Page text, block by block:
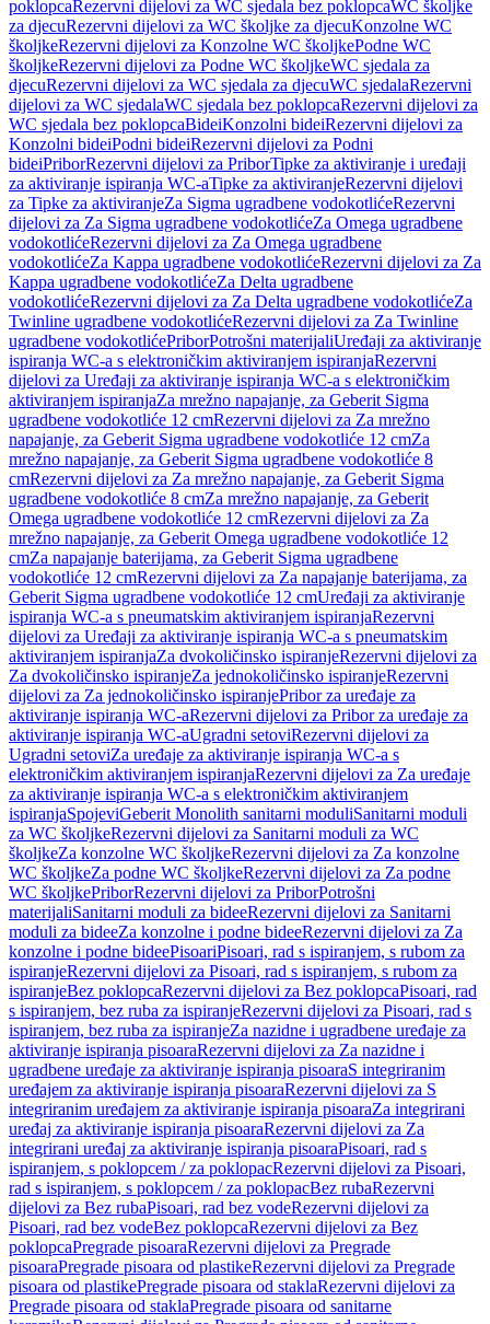
poklopcaRezervni dijelovi za WC sjedala bez poklopcaWC školjke
za djecuRezervni dijelovi za WC školjke za djecuKonzolne WC
školjkeRezervni dijelovi za Konzolne WC školjkePodne WC
školjkeRezervni dijelovi za Podne WC školjkeWC sjedala za
djecuRezervni dijelovi za WC sjedala za djecuWC sjedalaRezervni
dijelovi za WC sjedalaWC sjedala bez poklopcaRezervni dijelovi za
WC sjedala bez poklopcaBideiKonzolni bideiRezervni dijelovi za
Konzolni bideiPodni bideiRezervni dijelovi za Podni
bideiPriborRezervni dijelovi za PriborTipke za aktiviranje i uređaji
za aktiviranje ispiranja WC-aTipke za aktiviranjeRezervni dijelovi
za Tipke za aktiviranjeZa Sigma ugradbene vodokotlićeRezervni
dijelovi za Za Sigma ugradbene vodokotlićeZa Omega ugradbene
vodokotlićeRezervni dijelovi za Za Omega ugradbene
vodokotlićeZa Kappa ugradbene vodokotlićeRezervni dijelovi za Za
Kappa ugradbene vodokotlićeZa Delta ugradbene
vodokotlićeRezervni dijelovi za Za Delta ugradbene vodokotlićeZa
Twinline ugradbene vodokotlićeRezervni dijelovi za Za Twinline
ugradbene vodokotlićePriborPotrošni materijaliUređaji za aktiviranje
ispiranja WC-a s elektroničkim aktiviranjem ispiranjaRezervni
dijelovi za Uređaji za aktiviranje ispiranja WC-a s elektroničkim
aktiviranjem ispiranjaZa mrežno napajanje, za Geberit Sigma
ugradbene vodokotliće 12 cmRezervni dijelovi za Za mrežno
napajanje, za Geberit Sigma ugradbene vodokotliće 12 cmZa
mrežno napajanje, za Geberit Sigma ugradbene vodokotliće 8
cmRezervni dijelovi za Za mrežno napajanje, za Geberit Sigma
ugradbene vodokotliće 8 cmZa mrežno napajanje, za Geberit
Omega ugradbene vodokotliće 12 cmRezervni dijelovi za Za
mrežno napajanje, za Geberit Omega ugradbene vodokotliće 12
cmZa napajanje baterijama, za Geberit Sigma ugradbene
vodokotliće 12 cmRezervni dijelovi za Za napajanje baterijama, za
Geberit Sigma ugradbene vodokotliće 12 cmUređaji za aktiviranje
ispiranja WC-a s pneumatskim aktiviranjem ispiranjaRezervni
dijelovi za Uređaji za aktiviranje ispiranja WC-a s pneumatskim
aktiviranjem ispiranjaZa dvokoličinsko ispiranjeRezervni dijelovi za
Za dvokoličinsko ispiranjeZa jednokoličinsko ispiranjeRezervni
dijelovi za Za jednokoličinsko ispiranjePribor za uređaje za
aktiviranje ispiranja WC-aRezervni dijelovi za Pribor za uređaje za
aktiviranje ispiranja WC-aUgradni setoviRezervni dijelovi za
Ugradni setoviZa uređaje za aktiviranje ispiranja WC-a s
elektroničkim aktiviranjem ispiranjaRezervni dijelovi za Za uređaje
za aktiviranje ispiranja WC-a s elektroničkim aktiviranjem
ispiranjaSpojeviGeberit Monolith sanitarni moduliSanitarni moduli
za WC školjkeRezervni dijelovi za Sanitarni moduli za WC
školjkeZa konzolne WC školjkeRezervni dijelovi za Za konzolne
WC školjkeZa podne WC školjkeRezervni dijelovi za Za podne
WC školjkePriborRezervni dijelovi za PriborPotrošni
materijaliSanitarni moduli za bideeRezervni dijelovi za Sanitarni
moduli za bideeZa konzolne i podne bideeRezervni dijelovi za Za
konzolne i podne bideePisoariPisoari, rad s ispiranjem, s rubom za
ispiranjeRezervni dijelovi za Pisoari, rad s ispiranjem, s rubom za
ispiranjeBez poklopcaRezervni dijelovi za Bez poklopcaPisoari, rad
s ispiranjem, bez ruba za ispiranjeRezervni dijelovi za Pisoari, rad s
ispiranjem, bez ruba za ispiranjeZa nazidne i ugradbene uređaje za
aktiviranje ispiranja pisoaraRezervni dijelovi za Za nazidne i
ugradbene uređaje za aktiviranje ispiranja pisoaraS integriranim
uređajem za aktiviranje ispiranja pisoaraRezervni dijelovi za S
integriranim uređajem za aktiviranje ispiranja pisoaraZa integrirani
uređaj za aktiviranje ispiranja pisoaraRezervni dijelovi za Za
integrirani uređaj za aktiviranje ispiranja pisoaraPisoari, rad s
ispiranjem, s poklopcem / za poklopacRezervni dijelovi za Pisoari,
rad s ispiranjem, s poklopcem / za poklopacBez rubaRezervni
dijelovi za Bez rubaPisoari, rad bez vodeRezervni dijelovi za
Pisoari, rad bez vodeBez poklopcaRezervni dijelovi za Bez
poklopcaPregrade pisoaraRezervni dijelovi za Pregrade
pisoaraPregrade pisoara od plastikeRezervni dijelovi za Pregrade
pisoara od plastikePregrade pisoara od staklaRezervni dijelovi za
Pregrade pisoara od staklaPregrade pisoara od sanitarne